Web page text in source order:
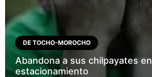
DE TOCHO-MOROCHO
Abandona a sus chilpayates en
estacionamiento